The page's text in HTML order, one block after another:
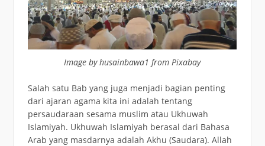
Image by husainbawa1 from Pixabay
Salah satu Bab yang juga menjadi bagian penting
dari ajaran agama kita ini adalah tentang
persaudaraan sesama muslim atau Ukhuwah
Islamiyah. Ukhuwah Islamiyah berasal dari Bahasa
Arab yang masdarnya adalah Akhu (Saudara). Allah